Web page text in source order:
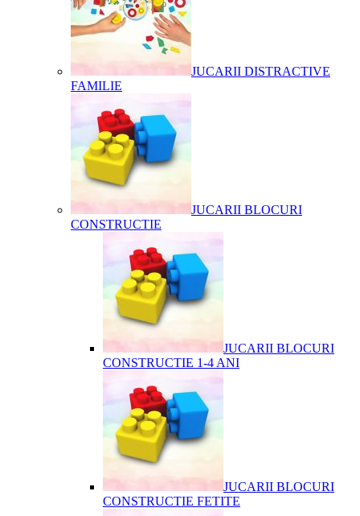
JUCARII DISTRACTIVE
FAMILIE
JUCARII BLOCURI
CONSTRUCTIE
JUCARII BLOCURI
CONSTRUCTIE 1-4 ANI
JUCARII BLOCURI
CONSTRUCTIE FETITE